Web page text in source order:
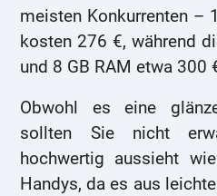
meisten Konkurrenten –
kosten 276 €, während
und 8 GB RAM etwa 300
Obwohl es eine
sollten Sie nicht
hochwertig aussieht
Handys, da es aus